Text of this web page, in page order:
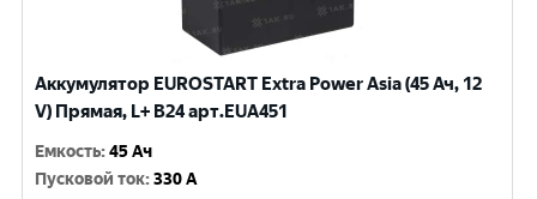
Аккумулятор EUROSTART Extra Power Asia (45 Ач, 12
V) Прямая, L+ B24 арт.EUA451
Емкость:45 Ач
Пусковой ток:330 A